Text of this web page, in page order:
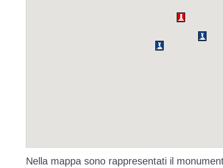
Nella mappa sono rappresentati il